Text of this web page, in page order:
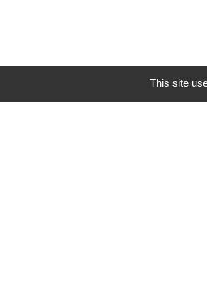
Horaires/This site